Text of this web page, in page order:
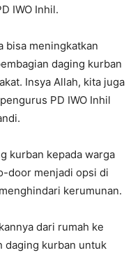
IWO Inhil.
bisa meningkatkan
daging kurban
Insya Allah, kita juga
PD IWO Inhil
kurban kepada warga
door menjadi opsi di
kerumunan.
dari rumah ke
daging kurban untuk